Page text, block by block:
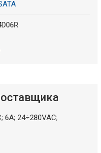
6A; 24÷280VAC;